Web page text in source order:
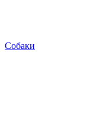
Собаки